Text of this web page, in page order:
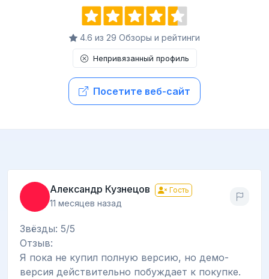
4.6 из 29 Обзоры и рейтинги
Непривязанный профиль
Посетите веб-сайт
Александр Кузнецов Гость
11 месяцев назад
Звёзды: 5/5
Отзыв:
Я пока не купил полную версию, но демо-
версия действительно побуждает к покупке.